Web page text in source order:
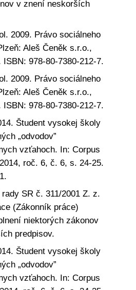
v znení neskorších
2009. Právo sociálneho
Aleš Čeněk s.r.o.,
ISBN: 978-80-7380-212-7.
2009. Právo sociálneho
Aleš Čeněk s.r.o.,
ISBN: 978-80-7380-212-7.
Študent vysokej školy
„odvodov”
vzťahoch. In: Corpus
roč. 6, č. 6, s. 24-25.
SR č. 311/2001 Z. z.
(Zákonník práce)
niektorých zákonov
predpisov.
Študent vysokej školy
„odvodov”
vzťahoch. In: Corpus